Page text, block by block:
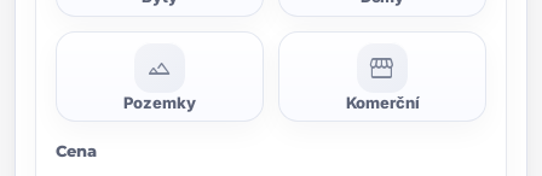
landscape
Pozemky
storefront
Komerční
Cena